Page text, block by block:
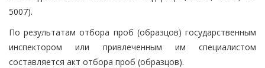
5007).
По результатам отбора проб (образцов) государственным
инспектором или привлеченным им специалистом
составляется акт отбора проб (образцов).